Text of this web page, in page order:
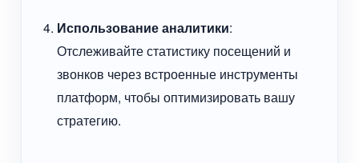
Использование аналитики:
Отслеживайте статистику посещений и
звонков через встроенные инструменты
платформ, чтобы оптимизировать вашу
стратегию.